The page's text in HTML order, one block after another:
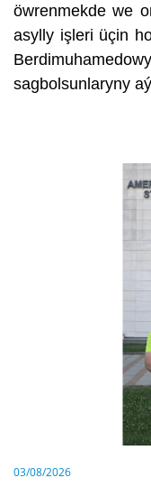
öwrenmekde we
asylly işleri üçin
sagbolsunlaryny
03/08/2026